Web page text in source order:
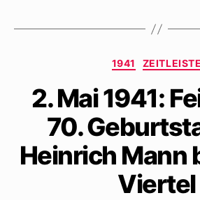
1941 ZEITLEISTE
2. Mai 1941:
70.
Heinrich Mann
Viertel